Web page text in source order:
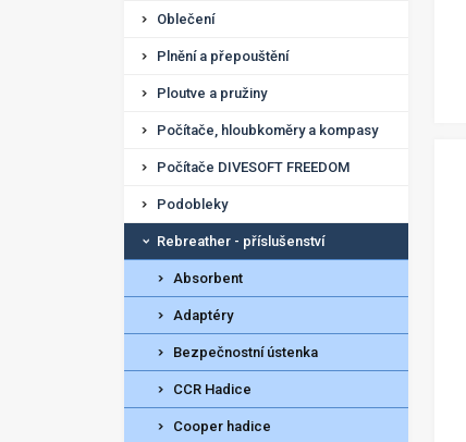
Oblečení
Plnění a přepouštění
Ploutve a pružiny
Počítače, hloubkoměry a kompasy
Počítače DIVESOFT FREEDOM
Podobleky
Rebreather - příslušenství
Absorbent
Adaptéry
Bezpečnostní ústenka
CCR Hadice
Cooper hadice